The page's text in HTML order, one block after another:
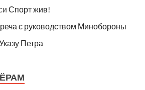
Спорт жив!
с руководством Минобороны
Петра